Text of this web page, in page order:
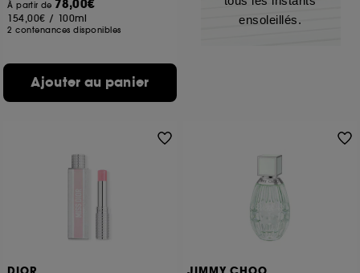
À partir de 78,00€
154,00€ / 100ml
2 contenances disponibles
Ajouter au panier
ensoleillés.